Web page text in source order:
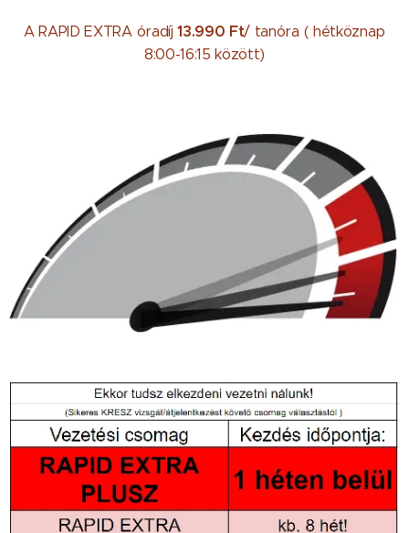
A RAPID EXTRA óradíj13.990 Ft/ tanóra ( hétköznap
8:00-16:15 között)